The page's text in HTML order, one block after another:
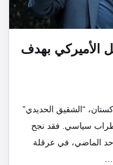
الأميركي بهدف
“الشقيق الحديدي”
سياسي. فقد نجح
الماضي، في عرقلة